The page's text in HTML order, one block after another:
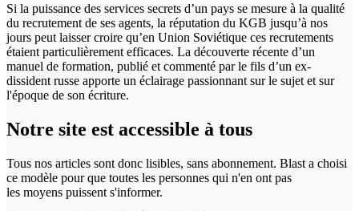
Si la puissance des services secrets d’un pays se mesure à la qualité
du recrutement de ses agents, la réputation du KGB jusqu’à nos
jours peut laisser croire qu’en Union Soviétique ces recrutements
étaient particulièrement efficaces. La découverte récente d’un
manuel de formation, publié et commenté par le fils d’un ex-
dissident russe apporte un éclairage passionnant sur le sujet et sur
l'époque de son écriture.
Notre site est accessible à tous
Tous nos articles sont donc lisibles, sans abonnement. Blast a choisi
ce modèle pour que toutes les personnes qui n'en ont pas
les moyens puissent s'informer.